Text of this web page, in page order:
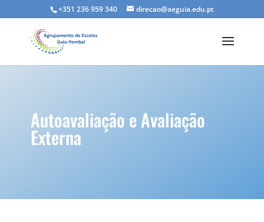
+351 236 959 340 direcao@aeguia.edu.pt
Autoavaliação e Avaliação
Externa